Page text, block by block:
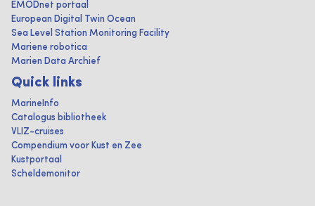
EMODnet portaal
European Digital Twin Ocean
Sea Level Station Monitoring Facility
Mariene robotica
Marien Data Archief
Quick links
MarineInfo
Catalogus bibliotheek
VLIZ-cruises
Compendium voor Kust en Zee
Kustportaal
Scheldemonitor